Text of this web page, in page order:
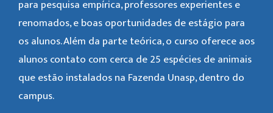
para pesquisa empírica, professores experientes e
renomados, e boas oportunidades de estágio para
os alunos. Além da parte teórica, o curso oferece aos
alunos contato com cerca de 25 espécies de animais
que estão instalados na Fazenda Unasp, dentro do
campus.